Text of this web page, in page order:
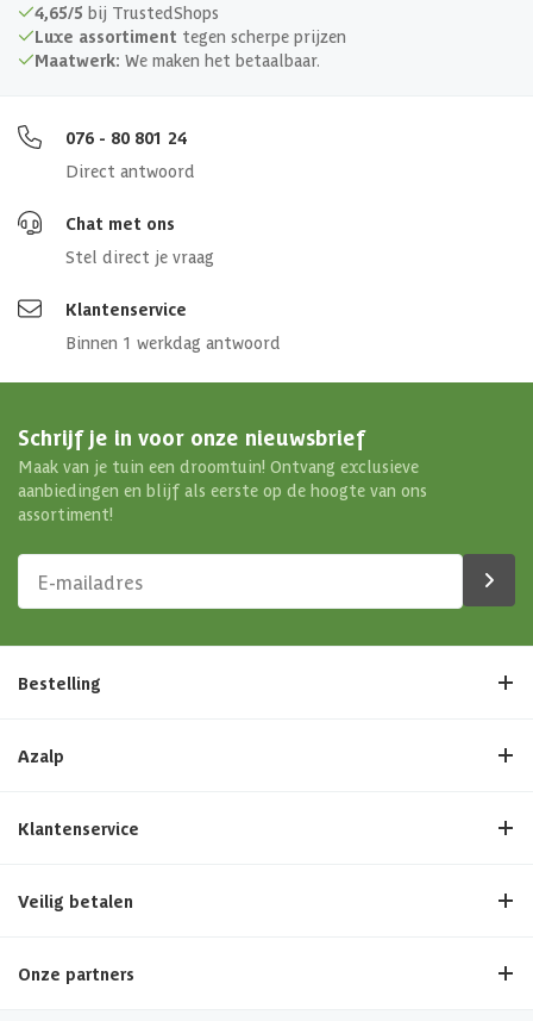
4,65/5 bij TrustedShops
Luxe assortiment tegen scherpe prijzen
Maatwerk: We maken het betaalbaar.
076 - 80 801 24
Direct antwoord
Chat met ons
Stel direct je vraag
Klantenservice
Binnen 1 werkdag antwoord
Schrijf je in voor onze nieuwsbrief
Maak van je tuin een droomtuin! Ontvang exclusieve
aanbiedingen en blijf als eerste op de hoogte van ons
assortiment!
Bestelling
Azalp
Klantenservice
Veilig betalen
Onze partners